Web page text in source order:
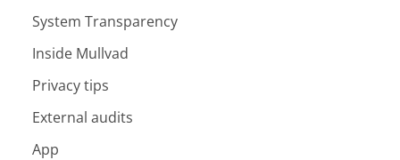
System Transparency
Inside Mullvad
Privacy tips
External audits
App